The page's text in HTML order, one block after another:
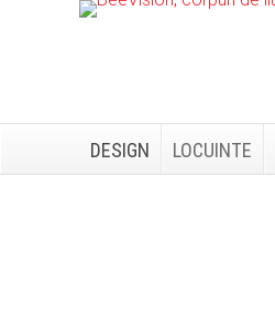
DESIGN LOCUINTE